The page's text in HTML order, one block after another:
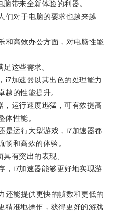
带来全新体验的利器。
对于电脑的要求也越来越
高效办公方面，对电脑性能
这些需求。
加速器以其出色的处理能力
越的性能提升。
运行速度迅猛，可有效提高
体性能。
运行大型游戏，i7加速器都
畅和高效的体验。
有突出的表现。
i7加速器能够更好地实现游
能提供更快的帧数和更低的
精准地操作，获得更好的游戏